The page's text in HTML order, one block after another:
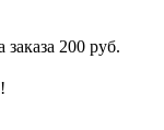
200 руб.